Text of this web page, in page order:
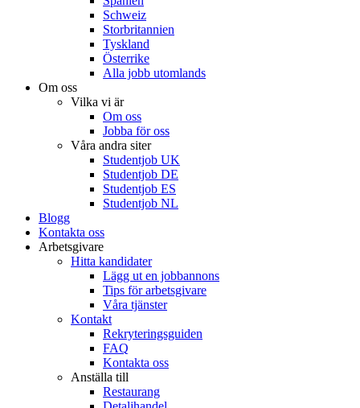
Schweiz
Storbritannien
Tyskland
Österrike
Alla jobb utomlands
Om oss
Vilka vi är
Om oss
Jobba för oss
Våra andra siter
Studentjob UK
Studentjob DE
Studentjob ES
Studentjob NL
Blogg
Kontakta oss
Arbetsgivare
Hitta kandidater
Lägg ut en jobbannons
Tips för arbetsgivare
Våra tjänster
Kontakt
Rekryteringsguiden
FAQ
Kontakta oss
Anställa till
Restaurang